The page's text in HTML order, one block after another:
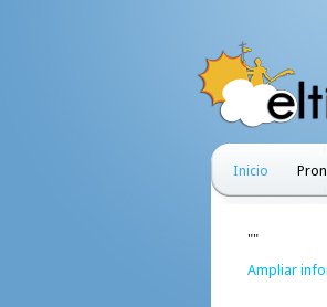
Inicio
""
Ampliar